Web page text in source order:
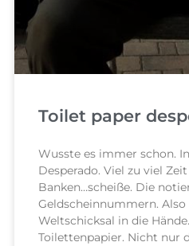
Toilet paper
Wusste es immer schon.
Desperado. Viel zu viel
Banken…scheiße. Die
Geldscheinnummern.
Weltschicksal in die
Toilettenpapier. Nicht nur